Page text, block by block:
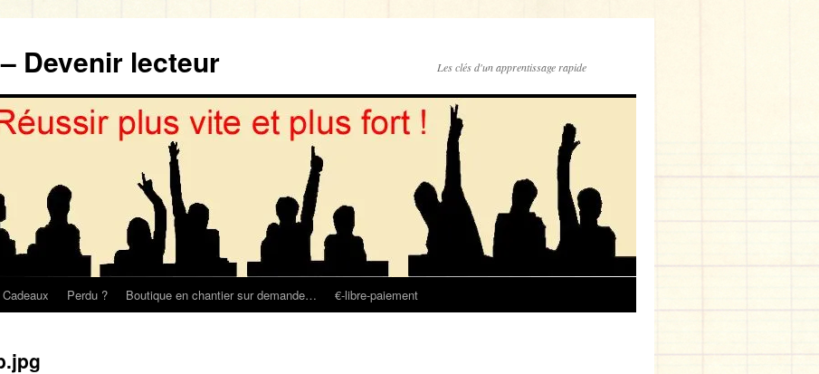
Devenir lecteur Les clés d'un apprentissage rapide
Cadeaux Perdu ? Boutique en chantier sur demande… €-libre-paiement